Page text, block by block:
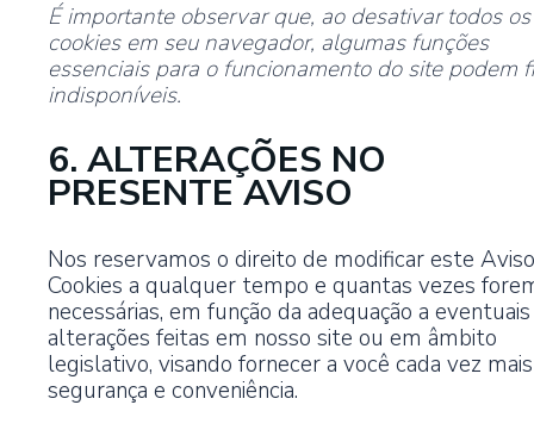
É importante observar que, ao desativar todos os
cookies em seu navegador, algumas funções
essenciais para o funcionamento do site podem
indisponíveis.
6. ALTERAÇÕES NO
PRESENTE AVISO
Nos reservamos o direito de modificar este
Cookies a qualquer tempo e quantas vezes
necessárias, em função da adequação a eventuais
alterações feitas em nosso site ou em âmbito
legislativo, visando fornecer a você cada vez mais
segurança e conveniência.